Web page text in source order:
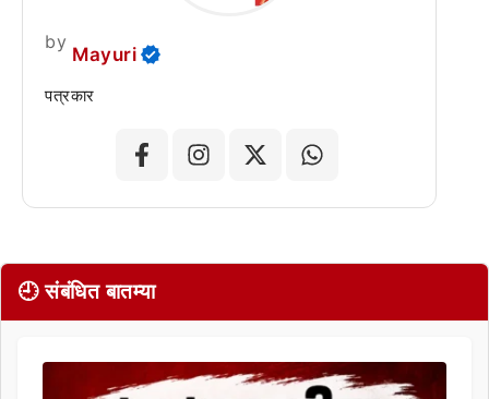
by
Mayuri
पत्रकार
🕘 संबंधित बातम्या